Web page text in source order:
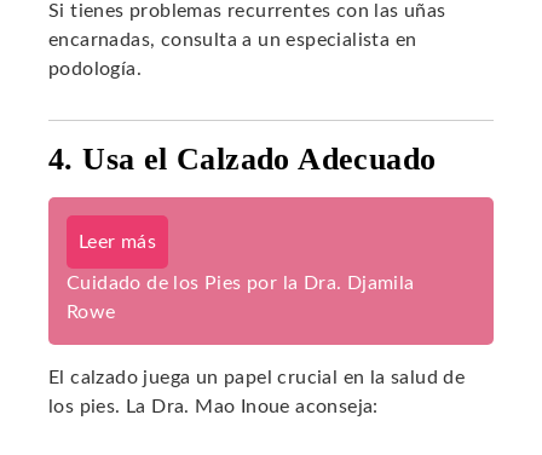
Si tienes problemas recurrentes con las uñas
encarnadas, consulta a un especialista en
podología.
4. Usa el Calzado Adecuado
Leer más
Cuidado de los Pies por la Dra. Djamila
Rowe
El calzado juega un papel crucial en la salud de
los pies. La Dra. Mao Inoue aconseja: